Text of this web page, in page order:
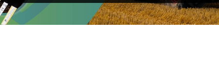
데
이
터